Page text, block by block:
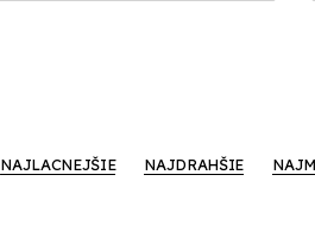
NAJLACNEJŠIE NAJDRAHŠIE